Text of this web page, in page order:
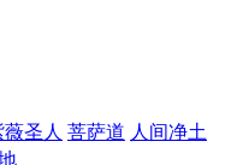
薇圣人 菩萨道 人间净土